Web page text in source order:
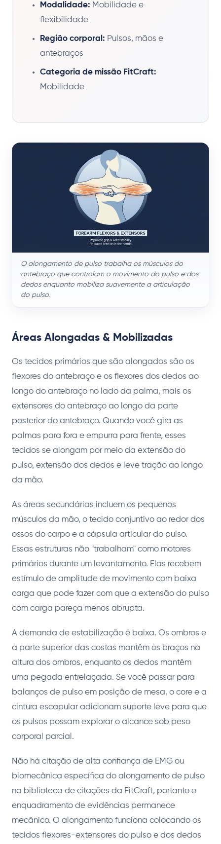
Modalidade: Mobilidade e
flexibilidade
Região corporal: Pulsos, mãos e
antebraços
Categoria de missão FitCraft:
Mobilidade
O alongamento de pulso trabalha os músculos do
antebraço que controlam o movimento do pulso e dos
dedos enquanto mobiliza suavemente a articulação
do pulso.
Áreas Alongadas & Mobilizadas
Os tecidos primários que são alongados são os
flexores do antebraço e os flexores dos dedos ao
longo do antebraço no lado da palma, mais os
extensores do antebraço ao longo da parte
posterior do antebraço. Quando você gira as
palmas para fora e empurra para frente, esses
tecidos se alongam por meio da extensão do
pulso, extensão dos dedos e leve tração ao longo
da mão.
As áreas secundárias incluem os pequenos
músculos da mão, o tecido conjuntivo ao redor dos
ossos do carpo e a cápsula articular do pulso.
Essas estruturas não "trabalham" como motores
primários durante um levantamento. Elas recebem
estímulo de amplitude de movimento com baixa
carga que pode fazer com que a extensão do pulso
com carga pareça menos abrupta.
A demanda de estabilização é baixa. Os ombros e
a parte superior das costas mantêm os braços na
altura dos ombros, enquanto os dedos mantêm
uma pegada entrelaçada. Se você passar para
balanços de pulso em posição de mesa, o core e a
cintura escapular adicionam suporte leve para que
os pulsos possam explorar o alcance sob peso
corporal parcial.
Não há citação de alta confiança de EMG ou
biomecânica específica do alongamento de pulso
na biblioteca de citações da FitCraft, portanto o
enquadramento de evidências permanece
mecânico. O alongamento funciona colocando os
tecidos flexores-extensores do pulso e dos dedos